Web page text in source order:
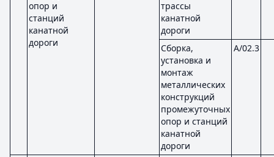
опор и
станций
канатной
дороги
трассы
канатной
дороги
Сборка,
установка и
монтаж
металлических
конструкций
промежуточных
опор и станций
канатной
дороги
A/02.3